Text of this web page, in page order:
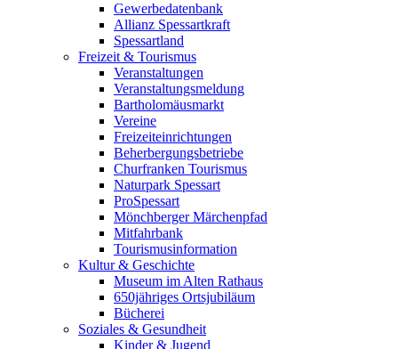
Gewerbedatenbank
Allianz Spessartkraft
Spessartland
Freizeit & Tourismus
Veranstaltungen
Veranstaltungsmeldung
Bartholomäusmarkt
Vereine
Freizeiteinrichtungen
Beherbergungsbetriebe
Churfranken Tourismus
Naturpark Spessart
ProSpessart
Mönchberger Märchenpfad
Mitfahrbank
Tourismusinformation
Kultur & Geschichte
Museum im Alten Rathaus
650jähriges Ortsjubiläum
Bücherei
Soziales & Gesundheit
Kinder & Jugend